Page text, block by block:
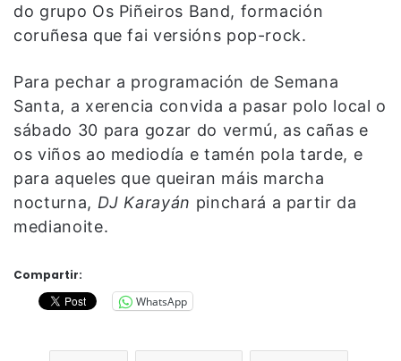
do grupo Os Piñeiros Band, formación
coruñesa que fai versións pop-rock.
Para pechar a programación de Semana
Santa, a xerencia convida a pasar polo local o
sábado 30 para gozar do vermú, as cañas e
os viños ao mediodía e tamén pola tarde, e
para aqueles que queiran máis marcha
nocturna, DJ Karayán pinchará a partir da
medianoite.
Compartir:
WhatsApp